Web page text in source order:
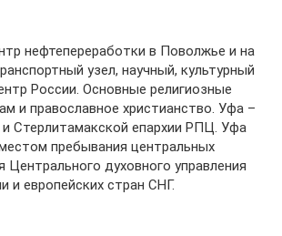
нефтепереработки в Поволжье и на
узел, научный, культурный
России. Основные религиозные
и православное христианство. Уфа –
Стерлитамакской епархии РПЦ. Уфа
пребывания центральных
Центрального духовного управления
и европейских стран СНГ.